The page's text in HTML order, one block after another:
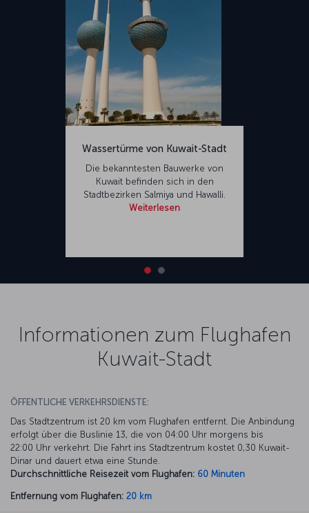
Wassertürme von Kuwait-Stadt
Die bekanntesten Bauwerke von
Kuwait befinden sich in den
Stadtbezirken Salmiya und Hawalli.
Weiterlesen
Informationen zum Flughafen
Kuwait-Stadt
ÖFFENTLICHE VERKEHRSDIENSTE:
Das Stadtzentrum ist 20 km vom Flughafen entfernt. Die Anbindung
erfolgt über die Buslinie 13, die von 04:00 Uhr morgens bis
22:00 Uhr verkehrt. Die Fahrt ins Stadtzentrum kostet 0,30 Kuwait-
Dinar und dauert etwa eine Stunde.
Durchschnittliche Reisezeit vom Flughafen: 60 Minuten
Entfernung vom Flughafen: 20 km